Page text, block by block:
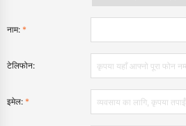
नाम: *
टेलिफोन:
इमेल: *